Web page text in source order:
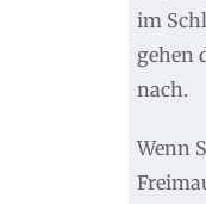
im
gehen
nach.
Wenn